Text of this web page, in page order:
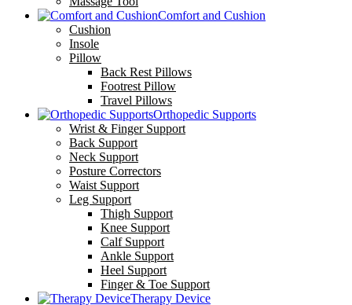
Comfort and Cushion
Cushion
Insole
Pillow
Back Rest Pillows
Footrest Pillow
Travel Pillows
Orthopedic Supports
Wrist & Finger Support
Back Support
Neck Support
Posture Correctors
Waist Support
Leg Support
Thigh Support
Knee Support
Calf Support
Ankle Support
Heel Support
Finger & Toe Support
Therapy Device